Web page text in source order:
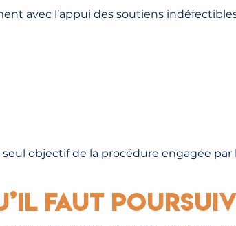
avec l’appui des soutiens
objectif de la procédure engagée par
faut